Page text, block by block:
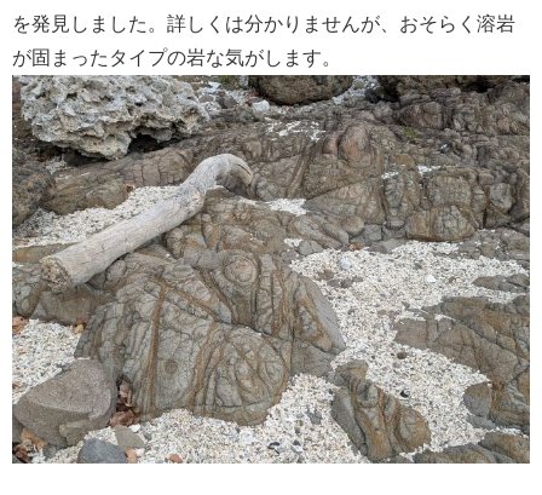
を発見しました。詳しくは分かりませんが、おそらく溶岩
が固まったタイプの岩な気がします。